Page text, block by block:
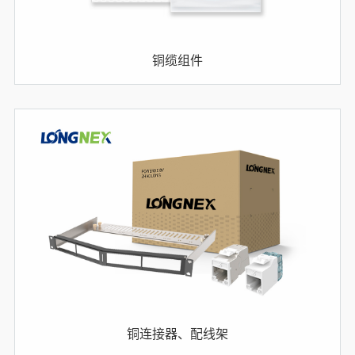
铜缆组件
铜连接器、配线架